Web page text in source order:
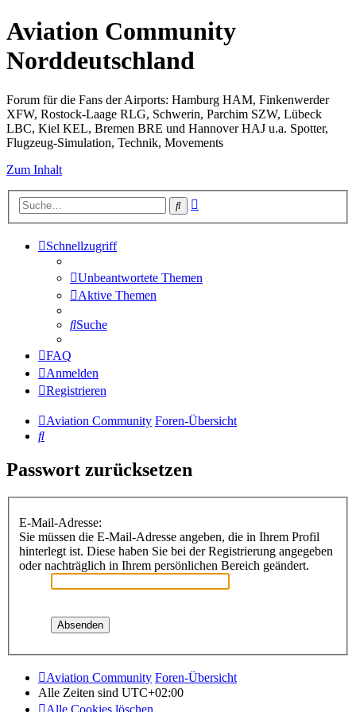
Aviation Community
Norddeutschland
Forum für die Fans der Airports: Hamburg HAM, Finkenwerder
XFW, Rostock-Laage RLG, Schwerin, Parchim SZW, Lübeck
LBC, Kiel KEL, Bremen BRE und Hannover HAJ u.a. Spotter,
Flugzeug-Simulation, Technik, Movements
Zum Inhalt
Suche
Schnellzugriff
Unbeantwortete Themen
Aktive Themen
Suche
FAQ
Anmelden
Registrieren
Aviation Community Foren-Übersicht
Suche
Passwort zurücksetzen
E-Mail-Adresse:
Sie müssen die E-Mail-Adresse angeben, die in Ihrem Profil
hinterlegt ist. Diese haben Sie bei der Registrierung angegeben
oder nachträglich in Ihrem persönlichen Bereich geändert.
Aviation Community Foren-Übersicht
Alle Zeiten sind UTC+02:00
Alle Cookies löschen